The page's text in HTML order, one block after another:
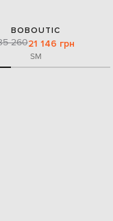
BOBOUTIC
26021 146 грн
SM